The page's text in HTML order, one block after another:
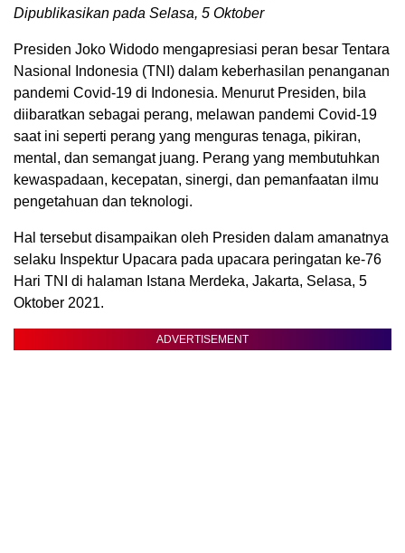
Dipublikasikan pada Selasa, 5 Oktober
Presiden Joko Widodo mengapresiasi peran besar Tentara
Nasional Indonesia (TNI) dalam keberhasilan penanganan
pandemi Covid-19 di Indonesia. Menurut Presiden, bila
diibaratkan sebagai perang, melawan pandemi Covid-19
saat ini seperti perang yang menguras tenaga, pikiran,
mental, dan semangat juang. Perang yang membutuhkan
kewaspadaan, kecepatan, sinergi, dan pemanfaatan ilmu
pengetahuan dan teknologi.
Hal tersebut disampaikan oleh Presiden dalam amanatnya
selaku Inspektur Upacara pada upacara peringatan ke-76
Hari TNI di halaman Istana Merdeka, Jakarta, Selasa, 5
Oktober 2021.
ADVERTISEMENT